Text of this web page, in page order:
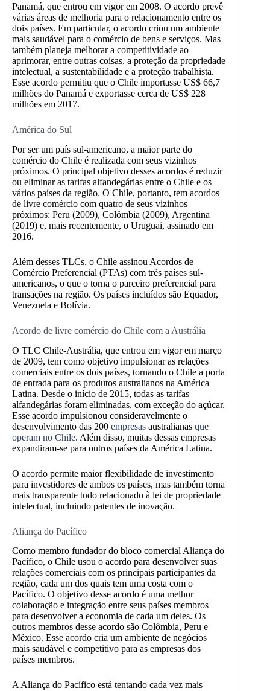
Panamá, que entrou em vigor em 2008. O acordo prevê
várias áreas de melhoria para o relacionamento entre os
dois países. Em particular, o acordo criou um ambiente
mais saudável para o comércio de bens e serviços. Mas
também planeja melhorar a competitividade ao
aprimorar, entre outras coisas, a proteção da propriedade
intelectual, a sustentabilidade e a proteção trabalhista.
Esse acordo permitiu que o Chile importasse US$ 66,7
milhões do Panamá e exportasse cerca de US$ 228
milhões em 2017.
América do Sul
Por ser um país sul-americano, a maior parte do
comércio do Chile é realizada com seus vizinhos
próximos. O principal objetivo desses acordos é reduzir
ou eliminar as tarifas alfandegárias entre o Chile e os
vários países da região. O Chile, portanto, tem acordos
de livre comércio com quatro de seus vizinhos
próximos: Peru (2009), Colômbia (2009), Argentina
(2019) e, mais recentemente, o Uruguai, assinado em
2016.
Além desses TLCs, o Chile assinou Acordos de
Comércio Preferencial (PTAs) com três países sul-
americanos, o que o torna o parceiro preferencial para
transações na região. Os países incluídos são Equador,
Venezuela e Bolívia.
Acordo de livre comércio do Chile com a Austrália
O TLC Chile-Austrália, que entrou em vigor em março
de 2009, tem como objetivo impulsionar as relações
comerciais entre os dois países, tornando o Chile a porta
de entrada para os produtos australianos na América
Latina. Desde o início de 2015, todas as tarifas
alfandegárias foram eliminadas, com exceção do açúcar.
Esse acordo impulsionou consideravelmente o
desenvolvimento das 200 empresas australianas que
operam no Chile. Além disso, muitas dessas empresas
expandiram-se para outros países da América Latina.
O acordo permite maior flexibilidade de investimento
para investidores de ambos os países, mas também torna
mais transparente tudo relacionado à lei de propriedade
intelectual, incluindo patentes de inovação.
Aliança do Pacífico
Como membro fundador do bloco comercial Aliança do
Pacífico, o Chile usou o acordo para desenvolver suas
relações comerciais com os principais participantes da
região, cada um dos quais tem uma costa com o
Pacífico. O objetivo desse acordo é uma melhor
colaboração e integração entre seus países membros
para desenvolver a economia de cada um deles. Os
outros membros desse acordo são Colômbia, Peru e
México. Esse acordo cria um ambiente de negócios
mais saudável e competitivo para as empresas dos
países membros.
A Aliança do Pacífico está tentando cada vez mais